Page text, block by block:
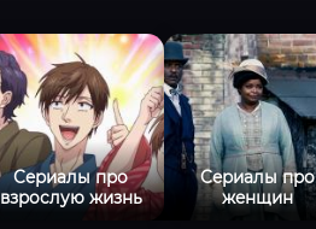
Сериалы про
взрослую жизнь
Сериалы про
женщин